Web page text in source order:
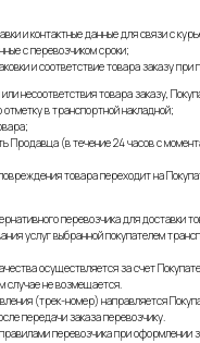
и контактные данные для связи с
с перевозчиком сроки;
и соответствие товара заказу при
несоответствия товара заказу,
в транспортной накладной;
Продавца (в течение 24 часов с
товара переходит на
перевозчика для доставки
услуг выбранной покупателем
осуществляется за счет
случае не возмещается.
(трек-номер) направляется
передачи заказа перевозчику.
перевозчика при оформлении